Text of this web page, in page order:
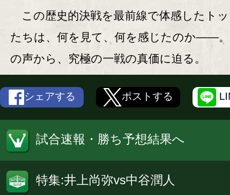
この歴史的決戦を最前線で体感したト
たちは、何を見て、何を感じたのか――
の声から、究極の一戦の真価に迫る。
シェアする ポストする
試合速報・勝ち予想結果へ
特集:井上尚弥vs中谷潤人